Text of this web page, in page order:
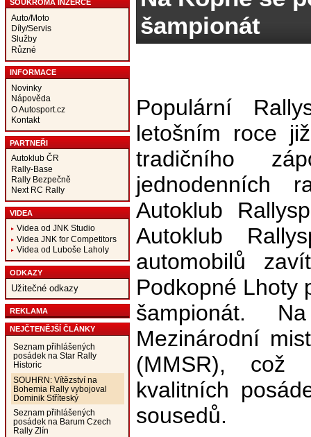
SOUKROMÁ INZERCE
Auto/Moto
Díly/Servis
Služby
Různé
INFORMACE
Novinky
Nápověda
O Autosport.cz
Kontakt
PARTNEŘI
Autoklub ČR
Rally-Base
Rally Bezpečně
Next RC Rally
VIDEA
Videa od JNK Studio
Videa JNK for Competitors
Videa od Luboše Laholy
ODKAZY
Užitečné odkazy
REKLAMA
NEJČTENĚJŠÍ ČLÁNKY
Seznam přihlášených
posádek na Star Rally
Historic
SOUHRN: Vítězství na
Bohemia Rally vybojoval
Dominik Stříteský
Seznam přihlášených
posádek na Barum Czech
Rally Zlín
šampionát
Populární
letošním roce
tradičního
jednodenních
Autoklub
Autoklub
automobilů
Podkopné Lhoty
šampionát.
Mezinárodní
(MMSR),
kvalitních
sousedů.